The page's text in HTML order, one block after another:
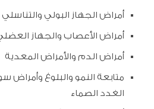
أمراض الجهاز البولي والتناسلي
أمراض الأعصاب والجهاز
أمراض الدم والأمراض المعدية
متابعة النمو والبلوغ وأمراض
الغدد الصماء